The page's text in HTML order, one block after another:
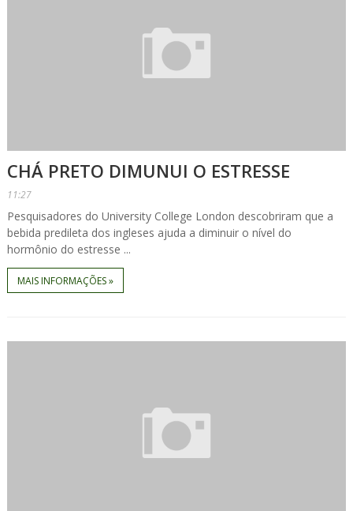
CHÁ PRETO DIMUNUI O ESTRESSE
11:27
Pesquisadores do University College London descobriram que a
bebida predileta dos ingleses ajuda a diminuir o nível do
hormônio do estresse ...
MAIS INFORMAÇÕES »